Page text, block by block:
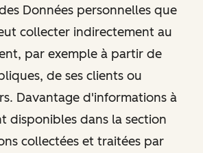
Données personnelles que
collecter indirectement au
par exemple à partir de
de ses clients ou
Davantage d'informations à
disponibles dans la section
collectées et traitées par